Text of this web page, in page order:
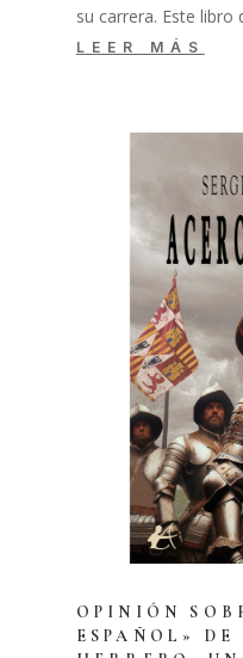
su carrera. Este libro
LEER MÁS
OPINIÓN
ESPAÑOL» DE